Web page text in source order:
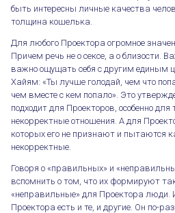
быть интересны личные качества
толщина кошелька.
Для любого Проектора огромное
Причем речь не о сексе, а о близости.
важно ощущать себя с другим единым
Хайям: «Ты лучше голодай, чем что
чем вместе с кем попало». Это
подходит для Проекторов, особенно для
некорректные отношения. А для
которых его не признают и пытаются
некорректные.
Говоря о «правильных» и
вспомнить о том, что их формируют
«неправильные» для Проектора люди.
Проектора есть и те, и другие. Он по-